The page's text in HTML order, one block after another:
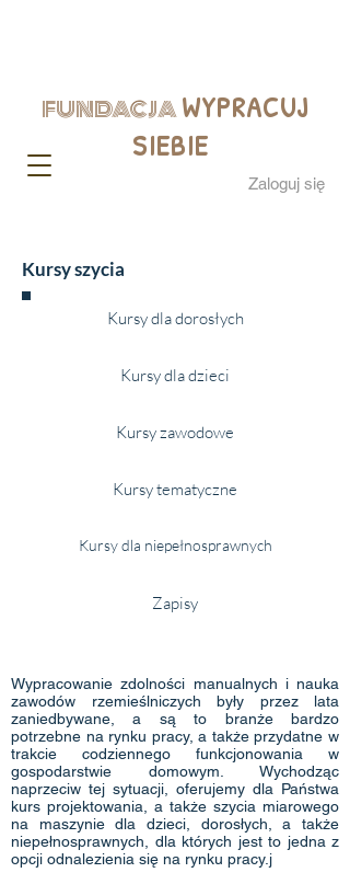
FUNDACJAWYPRACUJ
SIEBIE
Zaloguj się
Kursy szycia
Kursy dla dorosłych
Kursy dla dzieci
Kursy zawodowe
Kursy tematyczne
Kursy dla niepełnosprawnych
Zapisy
Wypracowanie zdolności manualnych i nauka
zawodów rzemieślniczych były przez lata
zaniedbywane, a są to branże bardzo
potrzebne na rynku pracy, a także przydatne w
trakcie codziennego funkcjonowania w
gospodarstwie domowym. Wychodząc
naprzeciw tej sytuacji, oferujemy dla Państwa
kurs projektowania, a także szycia miarowego
na maszynie dla dzieci, dorosłych, a także
niepełnosprawnych, dla których jest to jedna z
opcji odnalezienia się na rynku pracy.j